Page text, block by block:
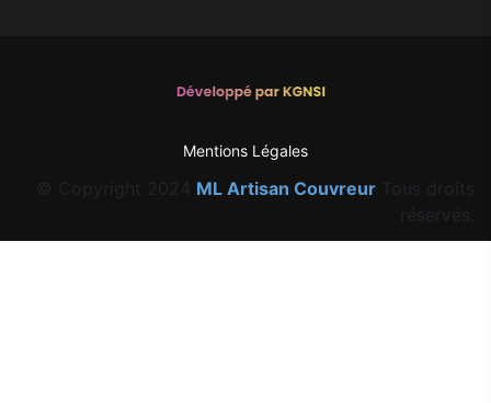
Mentions Légales
© Copyright 2024 ML Artisan Couvreur Tous droits
réservés.